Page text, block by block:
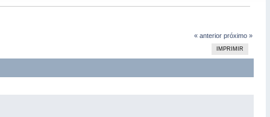
« anterior próximo »
IMPRIMIR